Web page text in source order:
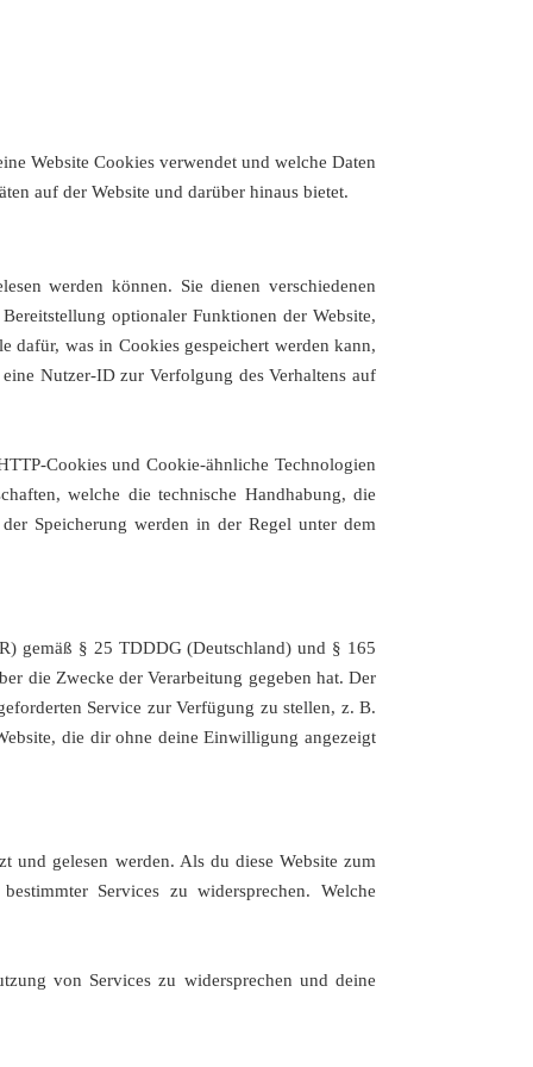
Website Cookies verwendet und welche Daten
auf der Website und darüber hinaus bietet.
werden können. Sie dienen verschiedenen
optionaler Funktionen der Website,
dafür, was in Cookies gespeichert werden kann,
Nutzer-ID zur Verfolgung des Verhaltens auf
Cookies und Cookie-ähnliche Technologien
welche die technische Handhabung, die
Speicherung werden in der Regel unter dem
gemäß § 25 TDDDG (Deutschland) und § 165
die Zwecke der Verarbeitung gegeben hat. Der
Service zur Verfügung zu stellen, z. B.
die dir ohne deine Einwilligung angezeigt
und gelesen werden. Als du diese Website zum
Services zu widersprechen. Welche
von Services zu widersprechen und deine